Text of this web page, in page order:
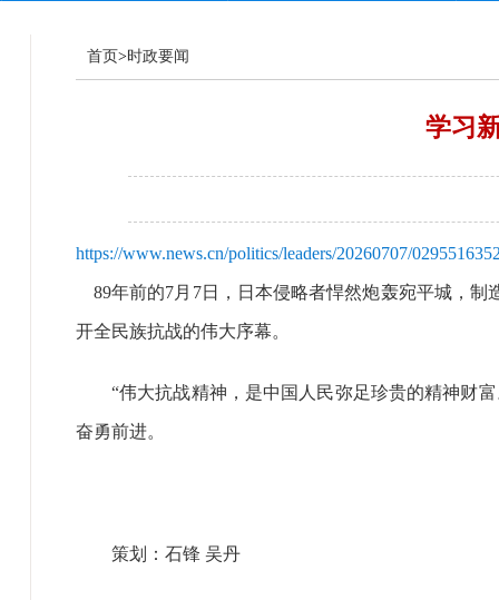
首页>时政要闻
学习
https://www.news.cn/politics/leaders/20260707/
89年前的7月7日，日本侵略者悍然炮轰宛平城，制
开全民族抗战的伟大序幕。
“伟大抗战精神，是中国人民弥足珍贵的精神财富
奋勇前进。
策划：石锋 吴丹